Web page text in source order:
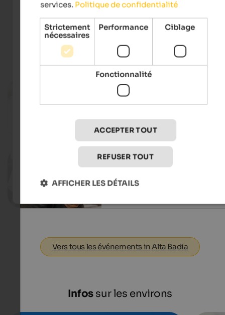
Sellaronda Bike Day
Événementsin Alta Badia
24.08.2026, 30.08.2026
Badiamusica
19.08.2026
Paisc en festa
St. Kassian - St. Kassian
Vers tous les événements in Alta Badia
Infossur les environs
services. Politique de confidentialité
Strictement
nécessaires
Performance Ciblage
Fonctionnalité
ACCEPTER TOUT
REFUSER TOUT
AFFICHER LES DÉTAILS